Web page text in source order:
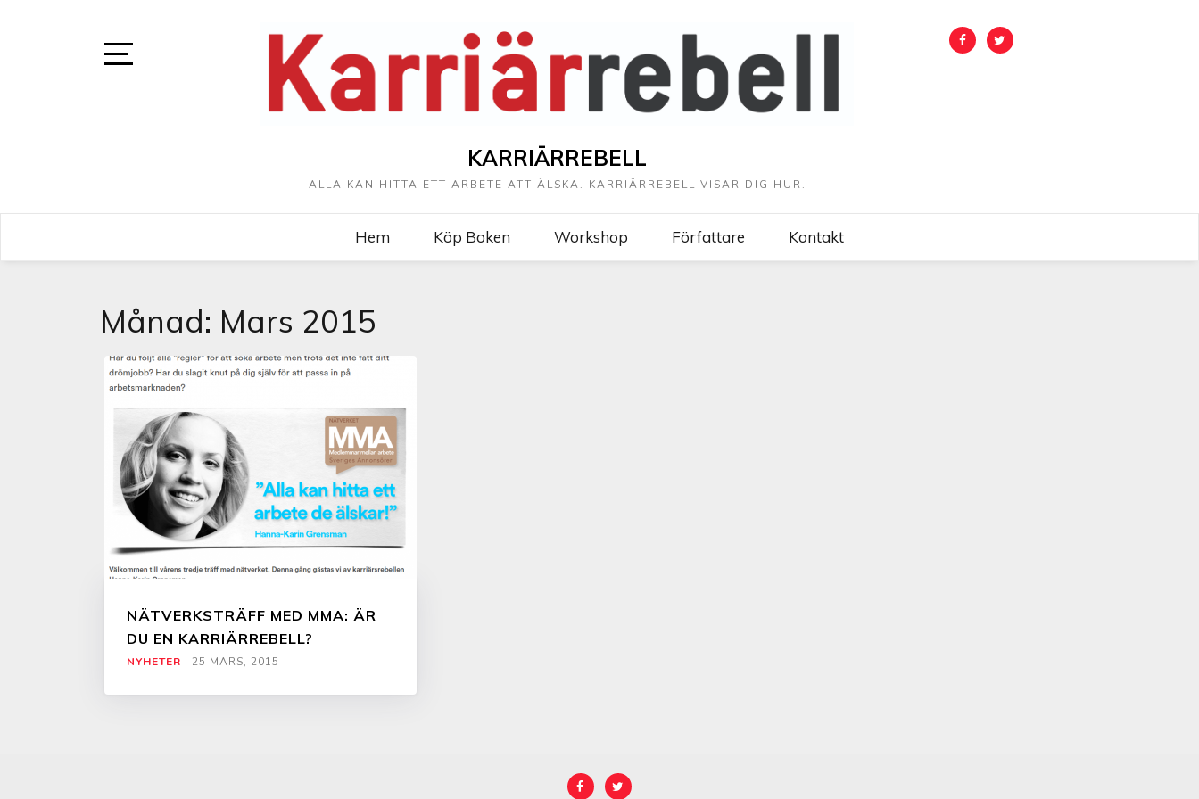
KARRIÄRREBELL
ALLA KAN HITTA ETT ARBETE ATT ÄLSKA. KARRIÄRREBELL VISAR DIG HUR.
Hem Köp Boken Workshop Författare Kontakt
Månad: Mars 2015
NÄTVERKSTRÄFF MED MMA: ÄR
DU EN KARRIÄRREBELL?
NYHETER | 25 MARS, 2015